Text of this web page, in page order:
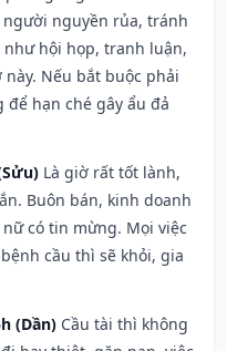
nguyền rủa, tránh
hội họp, tranh luận,
Nếu bắt buộc phải
hạn ché gây ẩu đả
Là giờ rất tốt lành,
Buôn bán, kinh doanh
có tin mừng. Mọi việc
cầu thì sẽ khỏi, gia
(Dần) Cầu tài thì không